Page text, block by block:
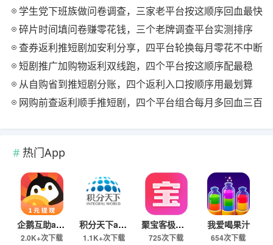
学生党下班族做问卷调查，三家老平台按这顺序回血最快
碎片时间填问卷赚零花钱，三个老牌调查平台实测排序
查券返利推短剧加安利分享，四平台轮换每月零花不中断
短剧推广加购物返利双线跑，四个平台按这顺序配最稳
从自购省到推短剧分账，四个返利入口按顺序用最划算
网购前查返利顺手推短剧，四个平台组合每月多回血三百
热门App
企鹅互助app
2.0K+次下载
积分天下app
1.1K+次下载
聚宝客极速版
725次下载
我爱喝果汁
654次下载